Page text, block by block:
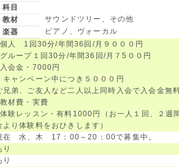
科目
教材
サウンドツリー、その他
楽器
ピアノ、ヴォーカル
人 1回30分/年間36回/月９０００円
ループ１回30分/年間36回/月７5００円
会金・7000円
キャンペーン中につき５０００円
兄弟、ご友人など二人以上同時入会で入会金無料
材費・実費
験レッスン・有料1000円（お一人１回、２週
より体験料をおひきします）
在 水、木 17：00～20：00で募集中。
り
り